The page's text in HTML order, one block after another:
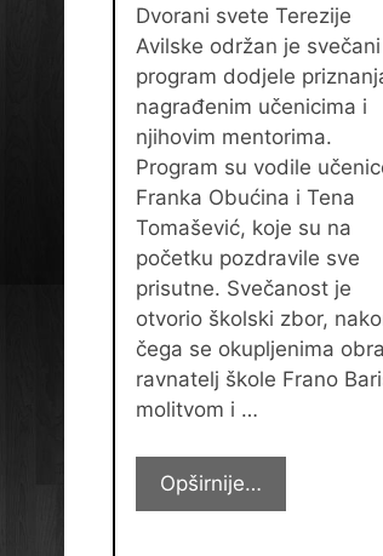
Dvorani svete Terezije
Avilske održan je svečani
program dodjele
nagrađenim učenicima i
njihovim mentorima.
Program su vodile
Franka Obućina i Tena
Tomašević, koje su na
početku pozdravile sve
prisutne. Svečanost je
otvorio školski zbor,
čega se okupljenima
ravnatelj škole Frano
molitvom i …
Opširnije…
program